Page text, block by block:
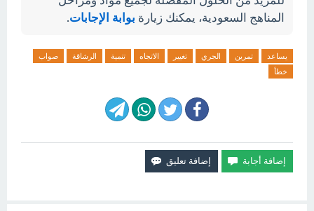
المناهج السعودية، يمكنك زيارة بوابة الإجابات.
يساعد تمرين الجري تغيير الاتجاه تنمية الرشاقة
صواب
خطأ